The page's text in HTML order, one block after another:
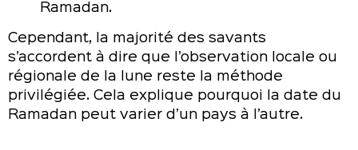
Ramadan.
Cependant, la majorité des savants
s’accordent à dire que l’observation locale ou
régionale de la lune reste la méthode
privilégiée. Cela explique pourquoi la date du
Ramadan peut varier d’un pays à l’autre.